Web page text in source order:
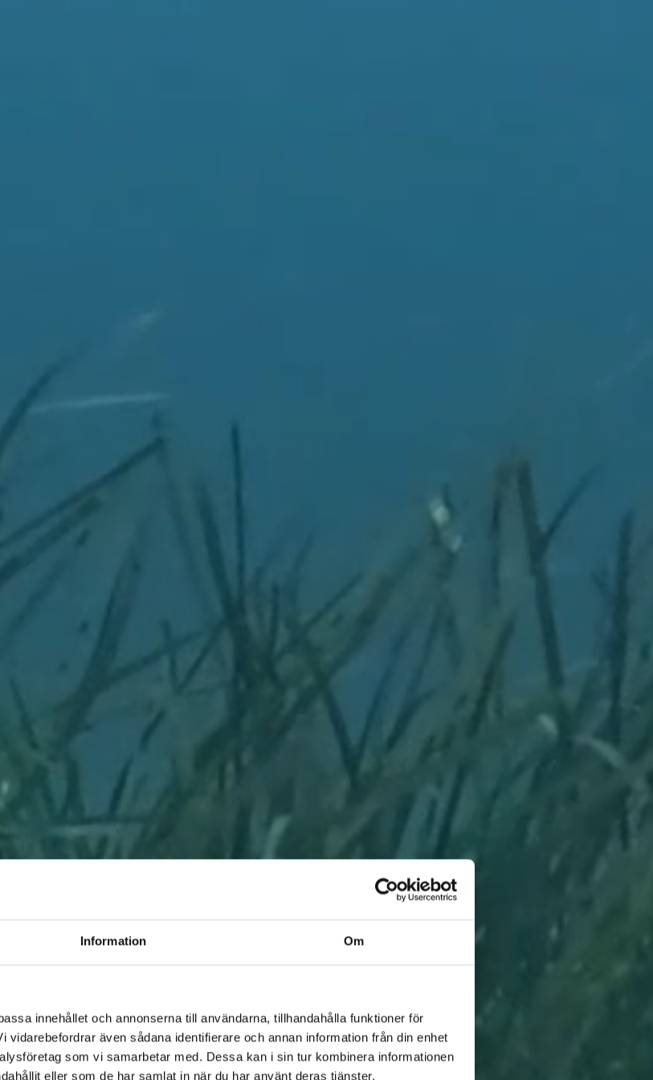
Information Om
innehållet och annonserna till användarna, tillhandahålla funktioner för
även sådana identifierare och annan information från din enhet
som vi samarbetar med. Dessa kan i sin tur kombinera informationen
eller som de har samlat in när du har använt deras tjänster.
HJÄLP ÖSTERSJÖN RÄDDA EN BIT